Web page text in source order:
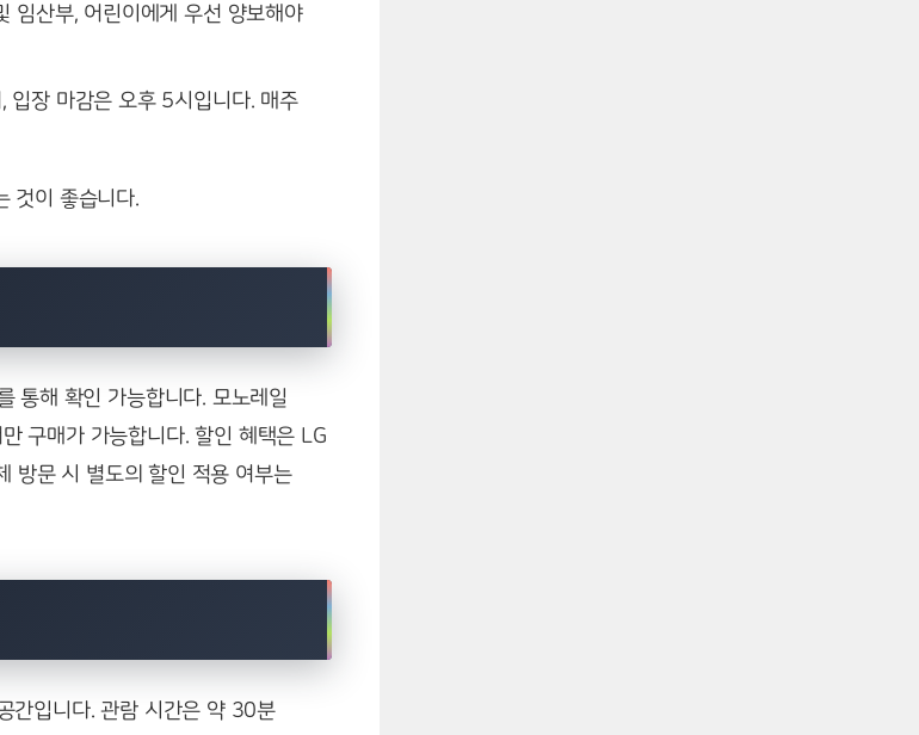
임산부, 어린이에게 우선 양보해야
입장 마감은 오후 5시입니다. 매주
것이 좋습니다.
통해 확인 가능합니다. 모노레일
구매가 가능합니다. 할인 혜택은 LG
방문 시 별도의 할인 적용 여부는
간입니다. 관람 시간은 약 30분